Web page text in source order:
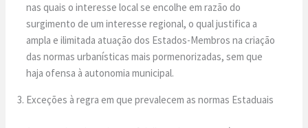
nas quais o interesse local se encolhe em razão do
surgimento de um interesse regional, o qual justifica a
ampla e ilimitada atuação dos Estados-Membros na criação
das normas urbanísticas mais pormenorizadas, sem que
haja ofensa à autonomia municipal.
Exceções à regra em que prevalecem as normas Estaduais